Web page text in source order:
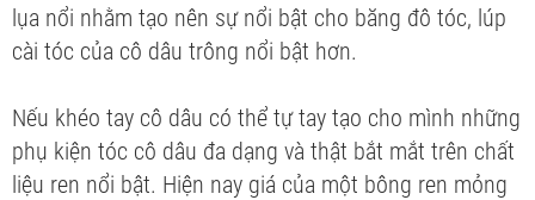
lụa nổi nhằm tạo nên sự nổi bật cho băng đô tóc, lúp
cài tóc của cô dâu trông nổi bật hơn.
Nếu khéo tay cô dâu có thể tự tay tạo cho mình những
phụ kiện tóc cô dâu đa dạng và thật bắt mắt trên chất
liệu ren nổi bật. Hiện nay giá của một bông ren mỏng